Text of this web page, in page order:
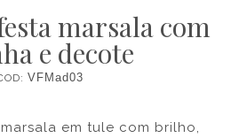
marsala com
e decote
VFMad03
em tule com brilho,